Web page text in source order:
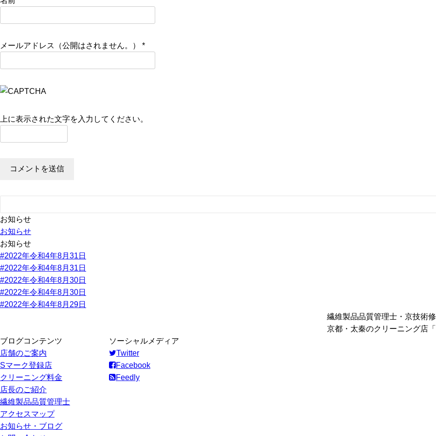
メールアドレス（公開はされません。） *
上に表示された文字を入力してください。
お知らせ
お知らせ
お知らせ
#2022年令和4年8月31日
#2022年令和4年8月31日
#2022年令和4年8月30日
#2022年令和4年8月30日
#2022年令和4年8月29日
繊維製品品質管理士・京技術
京都・太秦のクリーニング店
ブログコンテンツ
店舗のご案内
Sマーク登録店
クリーニング料金
店長のご紹介
繊維製品品質管理士
アクセスマップ
お知らせ・ブログ
ソーシャルメディア
Twitter
Facebook
Feedly